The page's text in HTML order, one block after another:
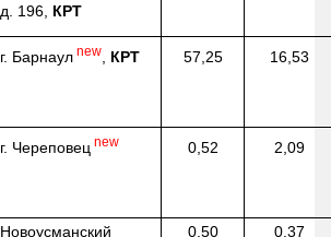
д. 196, КРТ
г. Барнаул new КРТ 57,25 16,53
г. Череповец new 0,52 2,09
Новоусманский 0,50 0,37